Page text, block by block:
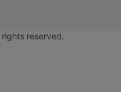
reserved.